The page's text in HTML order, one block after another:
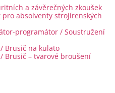
a závěrečných zkoušek
pro absolventy strojírenských
programátor / Soustružení
/ Brusič na kulato
/ Brusič – tvarové broušení